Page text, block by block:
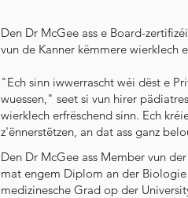
Den Dr McGee ass e Board-
vun de Kanner këmmere wierklech
"Ech sinn iwwerrascht wéi dëst e
wuessen," seet si vun hirer
wierklech erfrëschend sinn. Ech
z'ënnerstëtzen, an dat ass ganz
Den Dr McGee ass Member vun
mat engem Diplom an der Biologie
medizinesche Grad op der